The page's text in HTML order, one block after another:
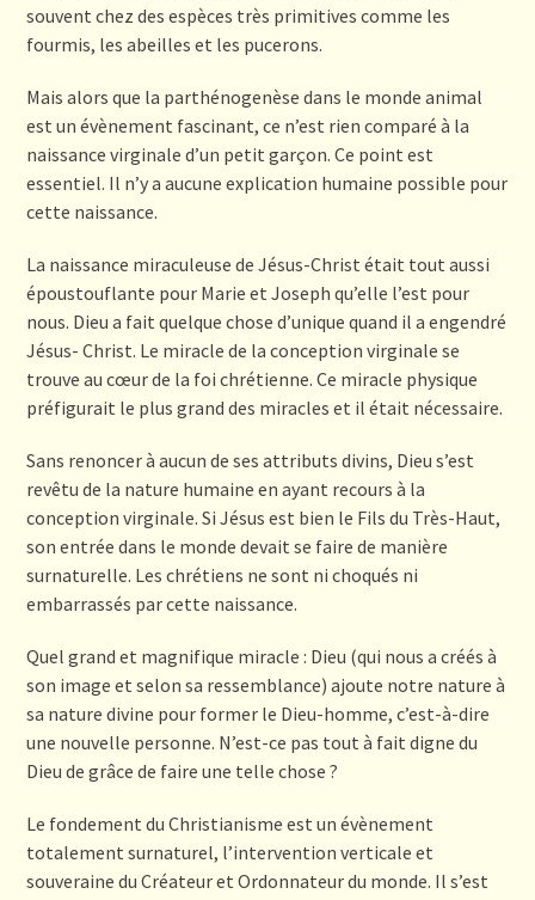
souvent chez des espèces très primitives comme les
fourmis, les abeilles et les pucerons.
Mais alors que la parthénogenèse dans le monde animal
est un évènement fascinant, ce n’est rien comparé à la
naissance virginale d’un petit garçon. Ce point est
essentiel. Il n’y a aucune explication humaine possible pour
cette naissance.
La naissance miraculeuse de Jésus-Christ était tout aussi
époustouflante pour Marie et Joseph qu’elle l’est pour
nous. Dieu a fait quelque chose d’unique quand il a engendré
Jésus- Christ. Le miracle de la conception virginale se
trouve au cœur de la foi chrétienne. Ce miracle physique
préfigurait le plus grand des miracles et il était nécessaire.
Sans renoncer à aucun de ses attributs divins, Dieu s’est
revêtu de la nature humaine en ayant recours à la
conception virginale. Si Jésus est bien le Fils du Très-Haut,
son entrée dans le monde devait se faire de manière
surnaturelle. Les chrétiens ne sont ni choqués ni
embarrassés par cette naissance.
Quel grand et magnifique miracle : Dieu (qui nous a créés à
son image et selon sa ressemblance) ajoute notre nature à
sa nature divine pour former le Dieu-homme, c’est-à-dire
une nouvelle personne. N’est-ce pas tout à fait digne du
Dieu de grâce de faire une telle chose ?
Le fondement du Christianisme est un évènement
totalement surnaturel, l’intervention verticale et
souveraine du Créateur et Ordonnateur du monde. Il s’est